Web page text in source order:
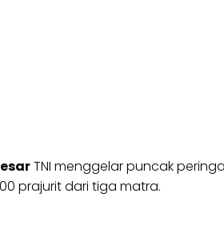
TNI menggelar puncak
prajurit dari tiga matra.